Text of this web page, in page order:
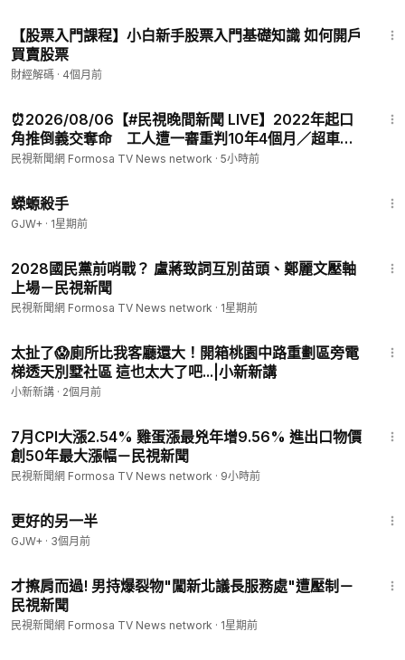
【股票入門課程】小白新手股票入門基礎知識 如何開戶
買賣股票
財經解碼 · 4個月前
⏰2026/08/06【#民視晚間新聞 LIVE】2022年起口
角推倒義交奪命 工人遭一審重判10年4個月／超車糾
紛爆衝突 68歲男持刀理論反遭打趴／苗通霄男騎車外
民視新聞網 Formosa TV News network · 5小時前
蠑螈殺手
GJW+ · 1星期前
2028國民黨前哨戰？ 盧蔣致詞互別苗頭、鄭麗文壓軸
上場－民視新聞
民視新聞網 Formosa TV News network · 1星期前
太扯了😱廁所比我客廳還大！開箱桃園中路重劃區旁電
梯透天別墅社區 這也太大了吧...|小新新講
小新新講 · 2個月前
7月CPI大漲2.54% 雞蛋漲最兇年增9.56% 進出口物價
創50年最大漲幅－民視新聞
民視新聞網 Formosa TV News network · 9小時前
更好的另一半
GJW+ · 3個月前
才擦肩而過! 男持爆裂物"闖新北議長服務處"遭壓制－
民視新聞
民視新聞網 Formosa TV News network · 1星期前